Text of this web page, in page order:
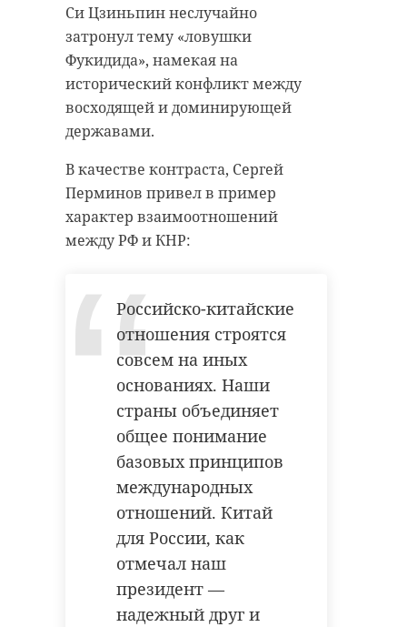
Си Цзиньпин неслучайно
затронул тему «ловушки
Фукидида», намекая на
исторический конфликт между
восходящей и доминирующей
державами.
В качестве контраста, Сергей
Перминов привел в пример
характер взаимоотношений
между РФ и КНР:
Российско-китайские
отношения строятся
совсем на иных
основаниях. Наши
страны объединяет
общее понимание
базовых принципов
международных
отношений. Китай
для России, как
отмечал наш
президент —
надежный друг и